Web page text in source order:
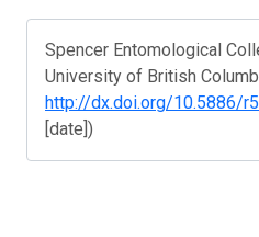
Spencer Entomological
University of British
http://dx.doi.org/10.5886/
[date])